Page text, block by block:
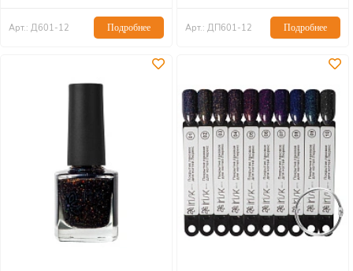
Арт.: Д601-12 Подробнее Арт.: ДП601-12 Подробнее